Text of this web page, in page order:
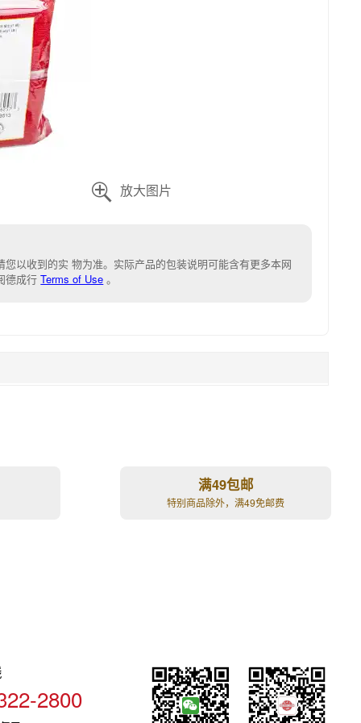

以收到的实 物为准。实际产品的包装说明可能含有更多本网
德成行Terms of Use 。
满49包邮
特别商品除外，满49免邮费
2800